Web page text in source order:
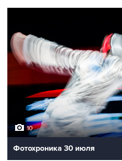
10
Фотохроника 30 июля